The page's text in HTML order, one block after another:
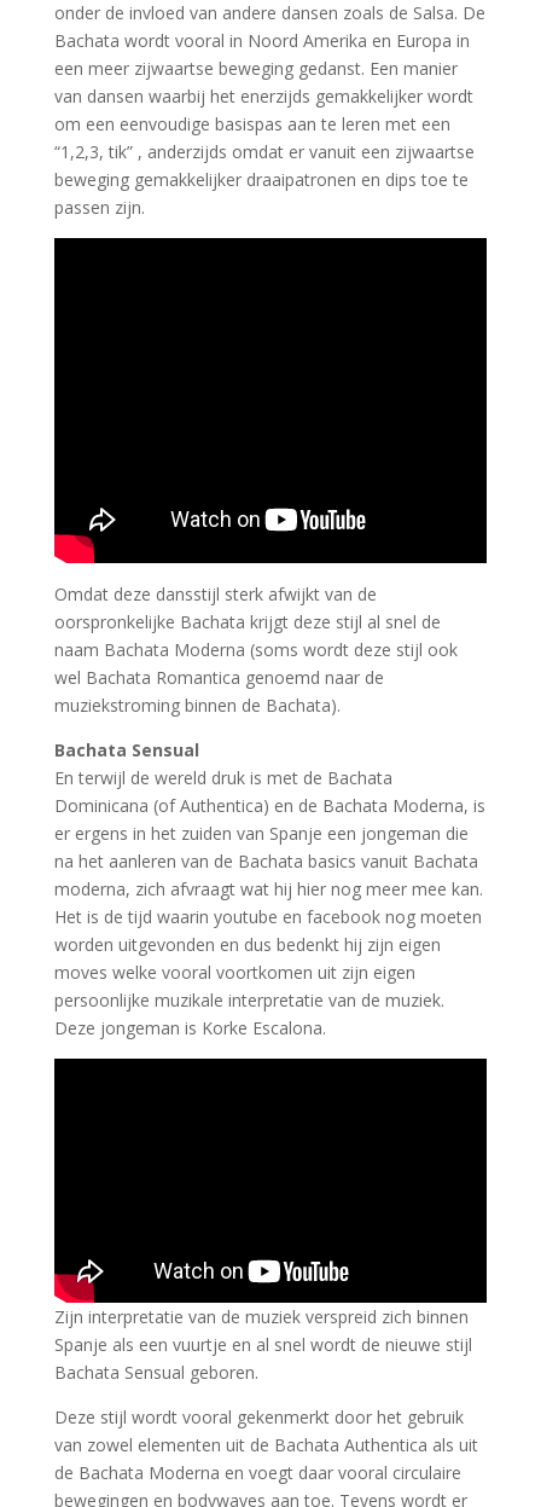
onder de invloed van andere dansen zoals de Salsa. De
Bachata wordt vooral in Noord Amerika en Europa in
een meer zijwaartse beweging gedanst. Een manier
van dansen waarbij het enerzijds gemakkelijker wordt
om een eenvoudige basispas aan te leren met een
“1,2,3, tik” , anderzijds omdat er vanuit een zijwaartse
beweging gemakkelijker draaipatronen en dips toe te
passen zijn.
Omdat deze dansstijl sterk afwijkt van de
oorspronkelijke Bachata krijgt deze stijl al snel de
naam Bachata Moderna (soms wordt deze stijl ook
wel Bachata Romantica genoemd naar de
muziekstroming binnen de Bachata).
Bachata Sensual
En terwijl de wereld druk is met de Bachata
Dominicana (of Authentica) en de Bachata Moderna, is
er ergens in het zuiden van Spanje een jongeman die
na het aanleren van de Bachata basics vanuit Bachata
moderna, zich afvraagt wat hij hier nog meer mee kan.
Het is de tijd waarin youtube en facebook nog moeten
worden uitgevonden en dus bedenkt hij zijn eigen
moves welke vooral voortkomen uit zijn eigen
persoonlijke muzikale interpretatie van de muziek.
Deze jongeman is Korke Escalona.
Zijn interpretatie van de muziek verspreid zich binnen
Spanje als een vuurtje en al snel wordt de nieuwe stijl
Bachata Sensual geboren.
Deze stijl wordt vooral gekenmerkt door het gebruik
van zowel elementen uit de Bachata Authentica als uit
de Bachata Moderna en voegt daar vooral circulaire
bewegingen en bodywaves aan toe. Tevens wordt er